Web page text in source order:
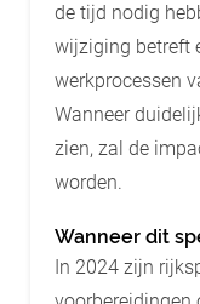
de tijd nodig
wijziging betreft
werkprocessen
Wanneer
zien, zal de
worden.
Wanneer dit
In 2024 zijn